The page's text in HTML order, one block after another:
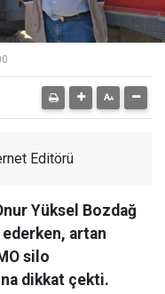
Editörü
Yüksel Bozdağ
artan
silo
dikkat çekti.